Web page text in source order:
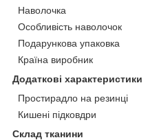
Наволочка
Особливість наволочок
Подарункова упаковка
Країна виробник
Додаткові характеристики
Простирадло на резинці
Кишені підковдри
Склад тканини